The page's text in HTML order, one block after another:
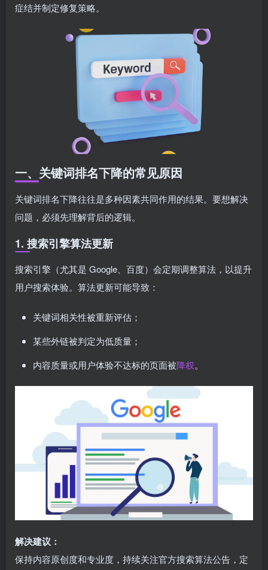
症结并制定修复策略。
一、关键词排名下降的常见原因
关键词排名下降往往是多种因素共同作用的结果。要想解决
问题，必须先理解背后的逻辑。
1. 搜索引擎算法更新
搜索引擎（尤其是 Google、百度）会定期调整算法，以提升
用户搜索体验。算法更新可能导致：
关键词相关性被重新评估；
某些外链被判定为低质量；
内容质量或用户体验不达标的页面被降权。
解决建议：
保持内容原创度和专业度，持续关注官方搜索算法公告，定